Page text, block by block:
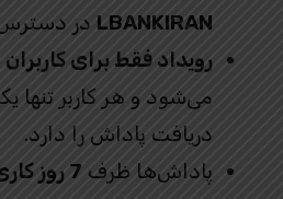
LBANKIRAN در
رویداد فقط برای
می‌شود و هر کاربر تنها
دریافت پاداش را دارد.
پاداش‌ها ظرف
7 روز